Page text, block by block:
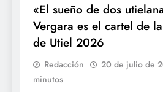
«El sueño de dos
Vergara es el cartel de
de Utiel 2026
Redacción 20 de julio de
minutos